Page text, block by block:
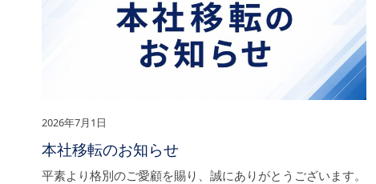
2026年7月1日
本社移転のお知らせ
平素より格別のご愛顧を賜り、誠にありがとうございます。